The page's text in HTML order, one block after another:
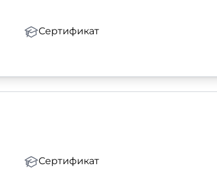
Сертификат
Сертификат